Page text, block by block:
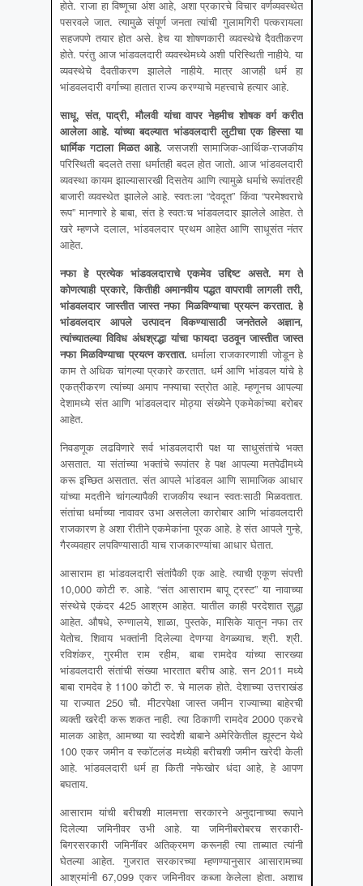
होते. राजा हा विष्णूचा अंश आहे, अशा प्रकारचे विचार वर्णव्यवस्थेत
पसरवले जात. त्यामुळे संपूर्ण जनता त्यांची गुलामगिरी पत्करायला
सहजपणे तयार होत असे. हेच या शोषणकारी व्यवस्थेचे दैवतीकरण
होते. परंतु आज भांडवलदारी व्यवस्थेमध्ये अशी परिस्थिती नाहीये. या
व्यवस्थेचे दैवतीकरण झालेले नाहीये. मात्र आजही धर्म हा
भांडवलदारी वर्गाच्या हातात राज्य करण्याचे महत्त्वाचे हत्यार आहे.
साधू, संत, पाद्री, मौलवी यांचा वापर नेहमीच शोषक वर्ग करीत
आलेला आहे. यांच्या बदल्यात भांडवलदारी लुटीचा एक हिस्सा या
धार्मिक गटाला मिळत आहे. जसजशी सामाजिक-आर्थिक-राजकीय
परिस्थिती बदलते तसा धर्मातही बदल होत जातो. आज भांडवलदारी
व्यवस्था कायम झाल्यासारखी दिसतेय आणि त्यामुळे धर्माचे रूपांतरही
बाजारी व्यवस्थेत झालेले आहे. स्वतःला “देवदूत” किंवा “परमेश्वराचे
रूप” मानणारे हे बाबा, संत हे स्वतःच भांडवलदार झालेले आहेत. ते
खरे म्हणजे दलाल, भांडवलदार प्रथम आहेत आणि साधूसंत नंतर
आहेत.
नफा हे प्रत्येक भांडवलदाराचे एकमेव उद्दिष्ट असते. मग ते
कोणत्याही प्रकारे, कितीही अमानवीय पद्धत वापरावी लागली तरी,
भांडवलदार जास्तीत जास्त नफा मिळविण्याचा प्रयत्न करतात. हे
भांडवलदार आपले उत्पादन विकण्यासाठी जनतेतले अज्ञान,
त्यांच्यातल्या विविध अंधश्रद्धा यांचा फायदा उठवून जास्तीत जास्त
नफा मिळविण्याचा प्रयत्न करतात.धर्माला राजकारणाशी जोडून हे
काम ते अधिक चांगल्या प्रकारे करतात. धर्म आणि भांडवल यांचे हे
एकत्रीकरण त्यांच्या अमाप नफ्याचा स्त्रोत आहे. म्हणूनच आपल्या
देशामध्ये संत आणि भांडवलदार मोठ्या संख्येने एकमेकांच्या बरोबर
आहेत.
निवडणूक लढविणारे सर्व भांडवलदारी पक्ष या साधुसंतांचे भक्त
असतात. या संतांच्या भक्तांचे रूपांतर हे पक्ष आपल्या मतपेढीमध्ये
करू इच्छित असतात. संत आपले भांडवल आणि सामाजिक आधार
यांच्या मदतीने चांगल्यापैकी राजकीय स्थान स्वतःसाठी मिळवतात.
संतांचा धर्माच्या नावावर उभा असलेला कारोबार आणि भांडवलदारी
राजकारण हे अशा रीतीने एकमेकांना पूरक आहे. हे संत आपले गुन्हे,
गैरव्यवहार लपविण्यासाठी याच राजकारण्यांचा आधार घेतात.
आसाराम हा भांडवलदारी संतांपैकी एक आहे. त्याची एकूण संपत्ती
10,000 कोटी रु. आहे. “संत आसाराम बापू ट्रस्ट” या नावाच्या
संस्थेचे एकंदर 425 आश्रम आहेत. यातील काही परदेशात सुद्धा
आहेत. औषधे, रुग्णालये, शाळा, पुस्तके, मासिके यातून नफा तर
येतोच. शिवाय भक्तांनी दिलेल्या देणग्या वेगळ्याच. श्री. श्री.
रविशंकर, गुरमीत राम रहीम, बाबा रामदेव यांच्या सारख्या
भांडवलदारी संतांची संख्या भारतात बरीच आहे. सन 2011 मध्ये
बाबा रामदेव हे 1100 कोटी रु. चे मालक होते. देशाच्या उत्तराखंड
या राज्यात 250 चौ. मीटरपेक्षा जास्त जमीन राज्याच्या बाहेरची
व्यक्ती खरेदी करू शकत नाही. त्या ठिकाणी रामदेव 2000 एकरचे
मालक आहेत, आमच्या या स्वदेशी बाबाने अमेरिकेतील ह्यूस्टन येथे
100 एकर जमीन व स्कॉटलंड मध्येही बरीचशी जमीन खरेदी केली
आहे. भांडवलदारी धर्म हा किती नफेखोर धंदा आहे, हे आपण
बघताय.
आसाराम यांची बरीचशी मालमत्ता सरकारने अनुदानाच्या रूपाने
दिलेल्या जमिनीवर उभी आहे. या जमिनीबरोबरच सरकारी-
बिगरसरकारी जमिनींवर अतिक्रमण करूनही त्या ताब्यात त्यांनी
घेतल्या आहेत. गुजरात सरकारच्या म्हणण्यानुसार आसारामच्या
आश्रमांनी 67,099 एकर जमिनीवर कब्जा केलेला होता. अशाच